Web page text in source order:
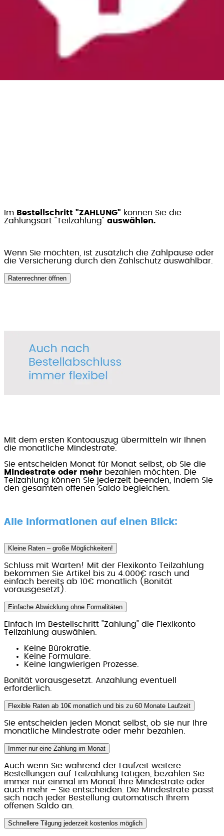
Im Bestellschritt "ZAHLUNG" können Sie die
Zahlungsart "Teilzahlung" auswählen.
Wenn Sie möchten, ist zusätzlich die Zahlpause oder
die Versicherung durch den Zahlschutz auswählbar.
Ratenrechner öffnen
Mit dem ersten Kontoauszug übermitteln wir Ihnen
die monatliche Mindestrate.
Sie entscheiden Monat für Monat selbst, ob Sie die
Mindestrate oder mehr bezahlen möchten. Die
Teilzahlung können Sie jederzeit beenden, indem Sie
den gesamten offenen Saldo begleichen.
Alle Informationen auf einen Blick:
Kleine Raten – große Möglichkeiten!
Schluss mit Warten! Mit der Flexikonto Teilzahlung
bekommen Sie Artikel bis zu 4.000€ rasch und
einfach bereits ab 10€ monatlich (Bonität
vorausgesetzt).
Einfache Abwicklung ohne Formalitäten
Einfach im Bestellschritt "Zahlung" die Flexikonto
Teilzahlung auswählen.
Keine Bürokratie.
Keine Formulare.
Keine langwierigen Prozesse.
Bonität vorausgesetzt. Anzahlung eventuell
erforderlich.
Flexible Raten ab 10€ monatlich und bis zu 60 Monate Laufzeit
Sie entscheiden jeden Monat selbst, ob sie nur Ihre
monatliche Mindestrate oder mehr bezahlen.
Immer nur eine Zahlung im Monat
Auch wenn Sie während der Laufzeit weitere
Bestellungen auf Teilzahlung tätigen, bezahlen Sie
immer nur einmal im Monat Ihre Mindestrate oder
auch mehr – Sie entscheiden. Die Mindestrate passt
sich nach jeder Bestellung automatisch Ihrem
offenen Saldo an.
Schnellere Tilgung jederzeit kostenlos möglich